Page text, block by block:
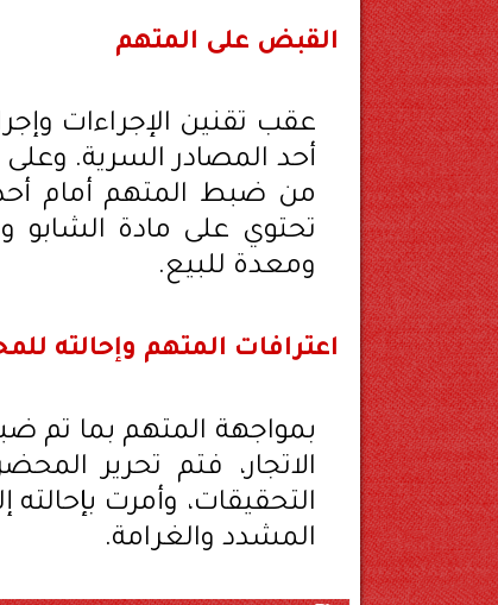
القبض على المتهم
عقب تقنين الإجراءات
أحد المصادر السرية.
تحتوي على مادة الشابو
ومعدة للبيع.
اعترافات المتهم وإحالته
بمواجهة المتهم بما تم
الاتجار، فتم تحرير
التحقيقات، وأمرت
المشدد والغرامة.